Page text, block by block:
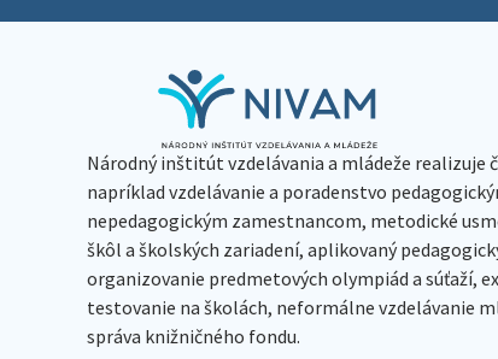
Národný inštitút vzdelávania a mládeže realizuje
napríklad vzdelávanie a poradenstvo
nepedagogickým zamestnancom, metodické
škôl a školských zariadení, aplikovaný
organizovanie predmetových olympiád a súťaží,
testovanie na školách, neformálne vzdelávanie
správa knižničného fondu.